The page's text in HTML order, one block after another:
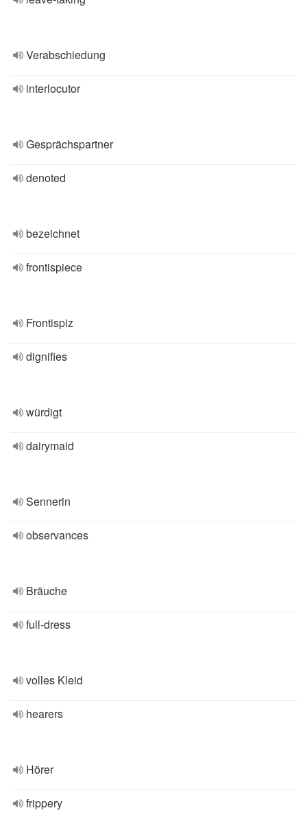
Verabschiedung
interlocutor
Gesprächspartner
denoted
bezeichnet
frontispiece
Frontispiz
dignifies
würdigt
dairymaid
Sennerin
observances
Bräuche
full-dress
volles Kleid
hearers
Hörer
frippery